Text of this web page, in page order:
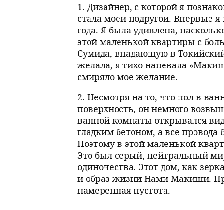
1. Дизайнер, с которой я
стала моей подругой. Впервые
года. Я была удивлена,
этой маленькой квартиры с
Сумида, впадающую в
желала, я тихо напевала
смиряло мое желание.
2. Несмотря на то, что пол в
поверхность, он немного
ванной комнаты открывался
гладким бетоном, а все
Поэтому в этой маленькой
Это был серый, нейтральный
одиночества. Этот дом, как
и образ жизни Нами Макиши.
намеренная пустота.